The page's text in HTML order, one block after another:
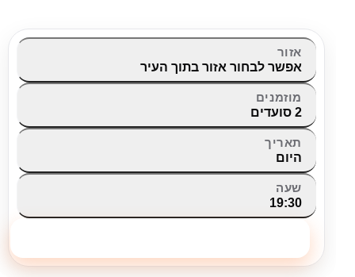
אזור
אפשר לבחור אזור בתוך העיר
מוזמנים
2 סועדים
תאריך
היום
שעה
19:30